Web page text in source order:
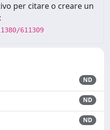
per citare o creare un
611309
ND
ND
ND